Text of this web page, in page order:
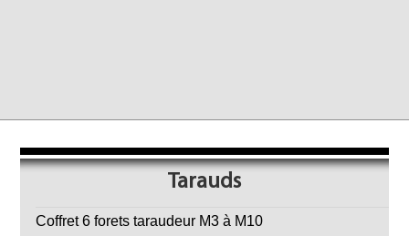
Tarauds
Coffret 6 forets taraudeur M3 à M10